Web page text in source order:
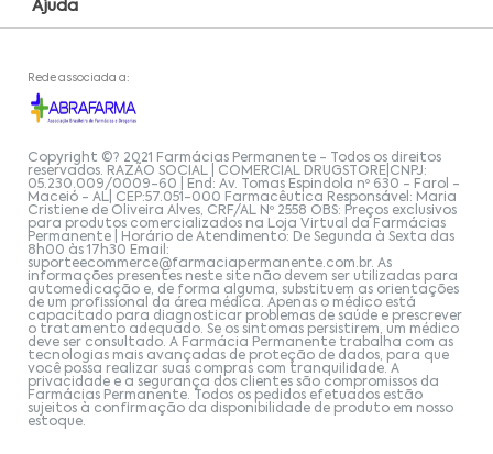
Ajuda
Rede associada a:
Copyright ©? 2021 Farmácias Permanente - Todos os direitos
reservados. RAZÃO SOCIAL | COMERCIAL DRUGSTORE|CNPJ:
05.230.009/0009-60 | End: Av. Tomas Espindola nº 630 - Farol -
Maceió - AL| CEP:57.051-000 Farmacêutica Responsável: Maria
Cristiene de Oliveira Alves, CRF/AL Nº 2558 OBS: Preços exclusivos
para produtos comercializados na Loja Virtual da Farmácias
Permanente | Horário de Atendimento: De Segunda à Sexta das
8h00 às 17h30 Email:
suporteecommerce@farmaciapermanente.com.br. As
informações presentes neste site não devem ser utilizadas para
automedicação e, de forma alguma, substituem as orientações
de um profissional da área médica. Apenas o médico está
capacitado para diagnosticar problemas de saúde e prescrever
o tratamento adequado. Se os sintomas persistirem, um médico
deve ser consultado. A Farmácia Permanente trabalha com as
tecnologias mais avançadas de proteção de dados, para que
você possa realizar suas compras com tranquilidade. A
privacidade e a segurança dos clientes são compromissos da
Farmácias Permanente. Todos os pedidos efetuados estão
sujeitos à confirmação da disponibilidade de produto em nosso
estoque.